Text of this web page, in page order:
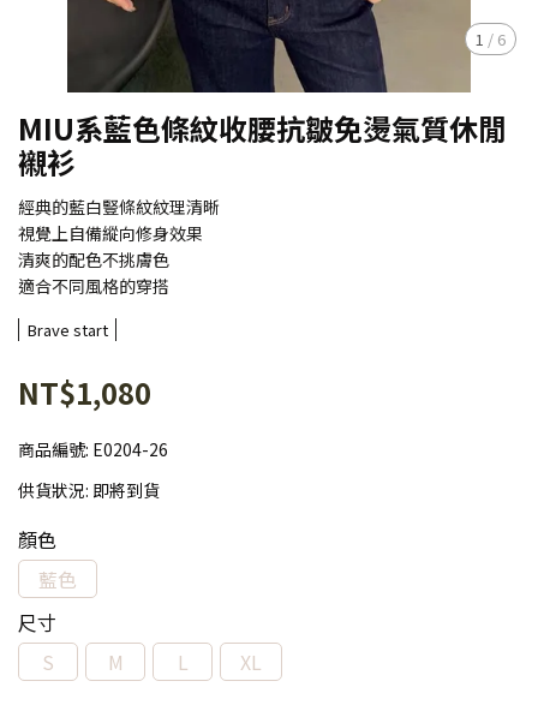
1 / 6
MIU系藍色條紋收腰抗皺免燙氣質休閒
襯衫
經典的藍白豎條紋紋理清晰
視覺上自備縱向修身效果
清爽的配色不挑膚色
適合不同風格的穿搭
Brave start
NT$1,080
商品編號: E0204-26
供貨狀況: 即將到貨
顏色
藍色
尺寸
S
M L XL